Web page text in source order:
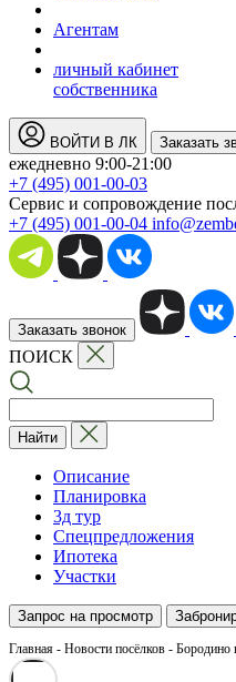
Агентам
личный кабинет
собственника
ВОЙТИ В ЛК Заказать
ежедневно 9:00-21:00
+7 (495) 001-00-03
Cервис и сопровождение
+7 (495) 001-00-04
Заказать звонок
ПОИСК
Найти
Описание
Планировка
3д тур
Спецпредложения
Ипотека
Участки
Запрос на просмотр
Главная - Новости посёлков - Бородино